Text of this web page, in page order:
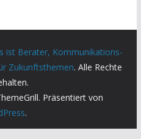
ist Berater, Kommunikations-
Zukunftsthemen. Alle Rechte
Präsentiert von
.